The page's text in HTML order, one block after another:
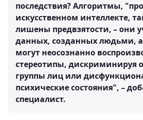
последствия? Алгоритмы,
искусственном интеллекте,
лишены предвзятости, – они
данных, созданных людьми,
могут неосознанно
стереотипы, дискриминируя
группы лиц или
психические состояния", –
специалист.